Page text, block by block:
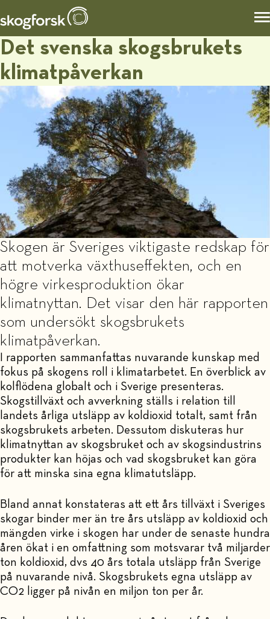
Det svenska skogsbrukets
klimatpåverkan
Skogen är Sveriges viktigaste redskap för
att motverka växthuseffekten, och en
högre virkesproduktion ökar
klimatnyttan. Det visar den här rapporten
som undersökt skogsbrukets
klimatpåverkan.
I rapporten sammanfattas nuvarande kunskap med
fokus på skogens roll i klimatarbetet. En överblick av
kolflödena globalt och i Sverige presenteras.
Skogstillväxt och avverkning ställs i relation till
landets årliga utsläpp av koldioxid totalt, samt från
skogsbrukets arbeten. Dessutom diskuteras hur
klimatnyttan av skogsbruket och av skogsindustrins
produkter kan höjas och vad skogsbruket kan göra
för att minska sina egna klimatutsläpp.
Bland annat konstateras att ett års tillväxt i Sveriges
skogar binder mer än tre års utsläpp av koldioxid och
mängden virke i skogen har under de senaste hundra
åren ökat i en omfattning som motsvarar två miljarder
ton koldioxid, dvs 40 års totala utsläpp från Sverige
på nuvarande nivå. Skogsbrukets egna utsläpp av
CO2 ligger på nivån en miljon ton per år.